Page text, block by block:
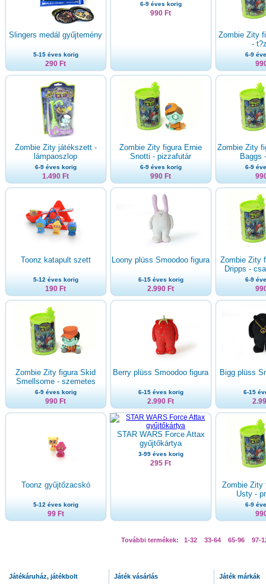
Slingers medál gyűjtemény
5-15 éves korig
290 Ft
6-9 éves korig
990 Ft
Zombie Zity
-
6-9
Zombie Zity játékszett -
lámpaoszlop
6-9 éves korig
1.490 Ft
Zombie Zity figura Ernie
Snotti - pizzafutár
6-9 éves korig
990 Ft
Zombie Zity
Baggs
6-9
Toonz katapult szett
5-12 éves korig
190 Ft
Loony plüss Smoodoo figura
6-15 éves korig
2.990 Ft
Zombie Zity
Dripps -
6-9
Zombie Zity figura Skid
Smellsome - szemetes
6-9 éves korig
990 Ft
Berry plüss Smoodoo figura
6-15 éves korig
2.990 Ft
Bigg plüss
6-15
Toonz gyűjtőzacskó
5-12 éves korig
99 Ft
STAR WARS Force Attax
gyűjtőkártya
3-99 éves korig
295 Ft
Zombie Zity
Usty -
6-9
További termékek:1-32 33-64 65-96 97-
Játékáruház, játékbolt Játék vásárlás Játék márkák